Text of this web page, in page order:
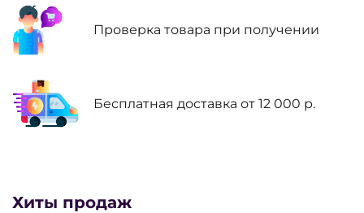
Проверка товара при получении
Бесплатная доставка от 12 000 р.
Хиты продаж